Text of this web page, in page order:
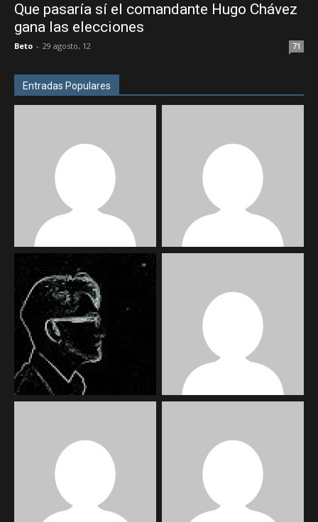
Que pasaría sí el comandante Hugo Chávez
gana las elecciones
Beto - 29 agosto, 12 71
Entradas Populares